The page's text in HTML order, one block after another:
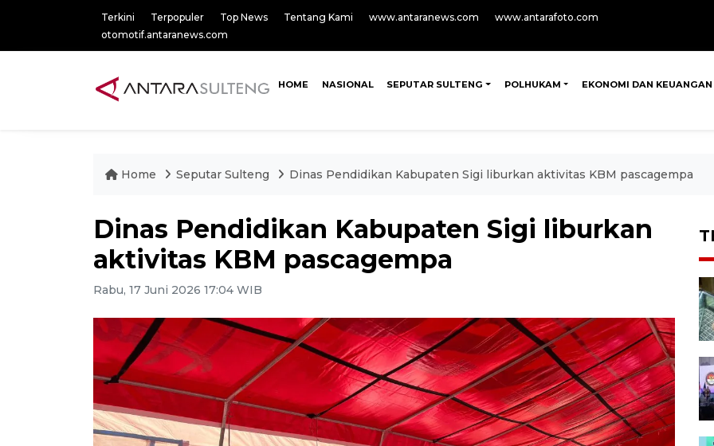
Terkini Terpopuler Top News Tentang Kami www.antaranews.com
www.antarafoto.com
otomotif.antaranews.com
HOME NASIONAL SEPUTAR SULTENG POLHUKAM EKONOMI DAN KEUANGAN
Home Seputar Sulteng Dinas Pendidikan Kabupaten Sigi liburkan aktivitas KBM pascagempa
Dinas Pendidikan Kabupaten Sigi liburkan
aktivitas KBM pascagempa
Rabu, 17 Juni 2026 17:04 WIB